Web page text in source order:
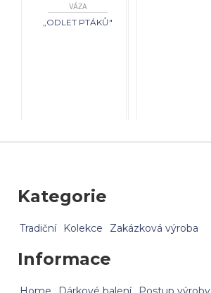
VÁZA
„ODLET PTÁKŮ"
Kategorie
Tradiční Kolekce Zakázková výroba
Informace